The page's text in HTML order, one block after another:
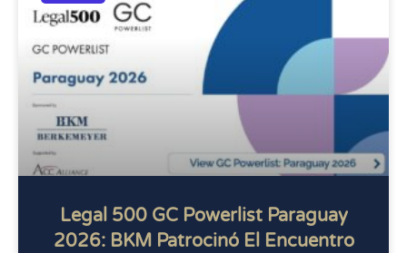
Legal 500 GC Powerlist Paraguay
2026: BKM Patrocinó El Encuentro